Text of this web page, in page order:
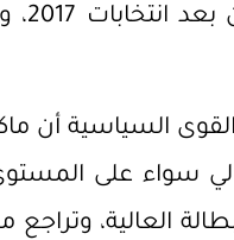
كان
السياسية أن
سواء على المستوى
العالية،